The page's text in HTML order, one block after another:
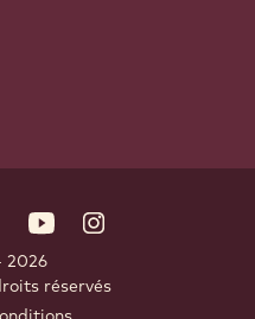
in a new window.
in a new window.
Opens in a new
YouTubeInstagram
2026
réservés